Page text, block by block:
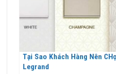
Tại Sao Khách Hàng Nên
Legrand